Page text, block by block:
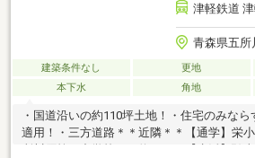
津軽鉄道
青森県五所
建築条件なし 更地
本下水
角地
・国道沿いの約110坪土地！・住宅のみな
適用！・三方道路＊＊近隣＊＊【通学】栄
所川原第三中学校まで約2110m【生活】弘